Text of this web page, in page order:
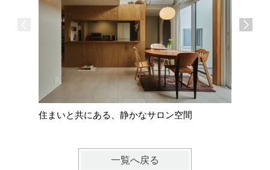
住まいと共にある、静かなサロン空間
一覧へ戻る